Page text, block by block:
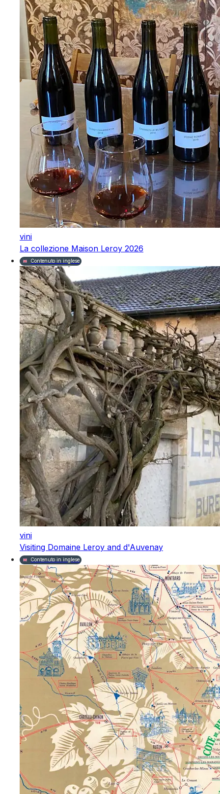
vini
La collezione Maison Leroy 2026
Contenuto in inglese
vini
Visiting Domaine Leroy and d'Auvenay
Contenuto in inglese